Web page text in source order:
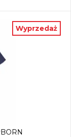
Wyprzedaż